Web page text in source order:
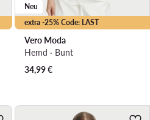
extra -25% Code: LAST
Neu
Vero Moda
Hemd · Bunt
34,99€